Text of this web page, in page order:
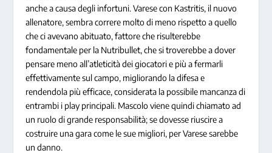
anche a causa degli infortuni. Varese con Kastritis, il nuovo
allenatore, sembra correre molto di meno rispetto a quello
che ci avevano abituato, fattore che risulterebbe
fondamentale per la Nutribullet, che si troverebbe a dover
pensare meno all’atleticità dei giocatori e più a fermarli
effettivamente sul campo, migliorando la difesa e
rendendola più efficace, considerata la possibile mancanza di
entrambi i play principali. Mascolo viene quindi chiamato ad
un ruolo di grande responsabilità; se dovesse riuscire a
costruire una gara come le sue migliori, per Varese sarebbe
un danno.